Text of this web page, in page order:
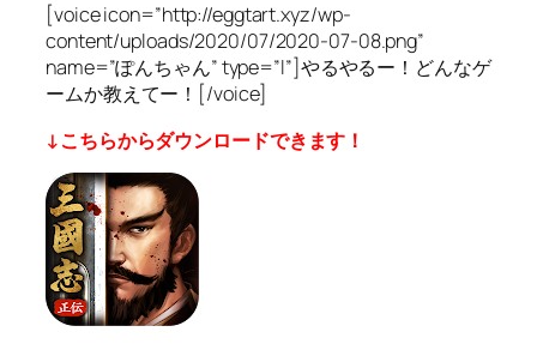
[voice icon=”http://eggtart.xyz/wp-
content/uploads/2020/07/2020-07-08.png”
name=”ぽんちゃん” type=”l”]やるやるー！どんなゲ
ームか教えてー！[/voice]
↓こちらからダウンロードできます！